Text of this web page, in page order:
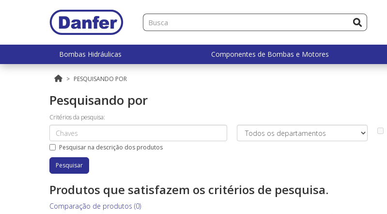
Bombas Hidráulicas Componentes de Bombas e Motores
PESQUISANDO POR
Pesquisando por
Critérios da pesquisa:
Pesquisar na descrição dos produtos
Produtos que satisfazem os critérios de pesquisa.
Comparação de produtos (0)